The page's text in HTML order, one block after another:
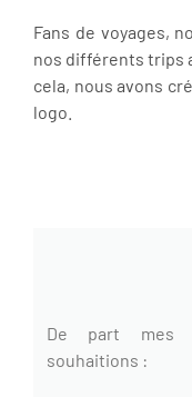
Fans de voyages,
nos différents trips
cela, nous avons
logo.
De part mes
souhaitions :